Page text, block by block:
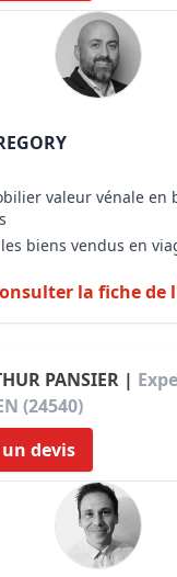
valeur vénale en
biens vendus en
la fiche de
PANSIER |
(24540)
devis